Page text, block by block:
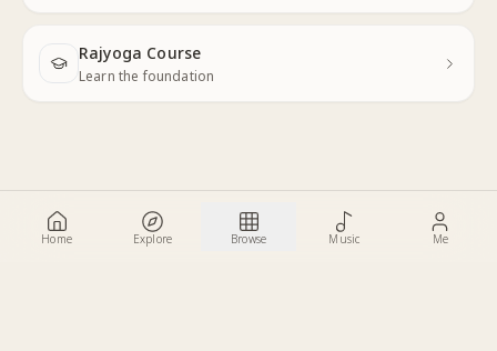
Rajyoga Course
Learn the foundation
Home Explore Browse Music Me